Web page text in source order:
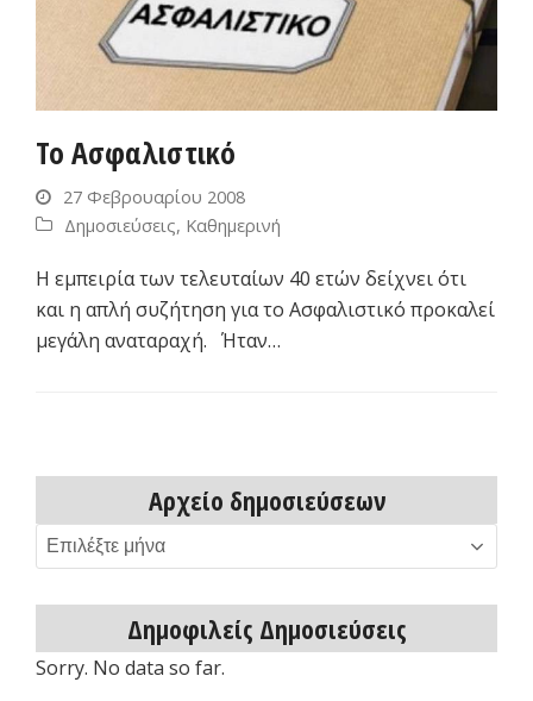
Το Ασφαλιστικό
27 Φεβρουαρίου 2008
Δημοσιεύσεις, Καθημερινή
Η εμπειρία των τελευταίων 40 ετών δείχνει ότι
και η απλή συζήτηση για το Ασφαλιστικό προκαλεί
μεγάλη αναταραχή. Ήταν…
Αρχείο δημοσιεύσεων
Αρχείο
δημοσιεύσεων
Δημοφιλείς Δημοσιεύσεις
Sorry. No data so far.